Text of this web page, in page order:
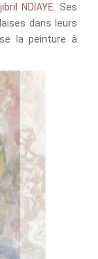
NDIAYE . Ses
dans leurs
la peinture à